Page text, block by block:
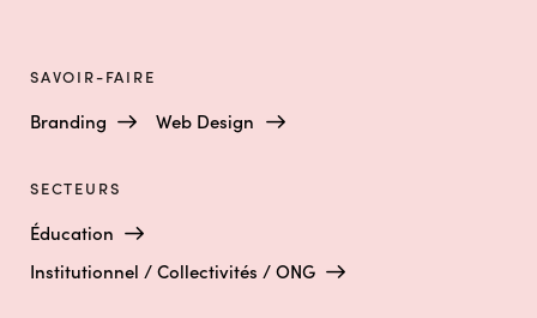
SAVOIR-FAIRE
Branding Web Design
SECTEURS
Éducation
Institutionnel / Collectivités / ONG